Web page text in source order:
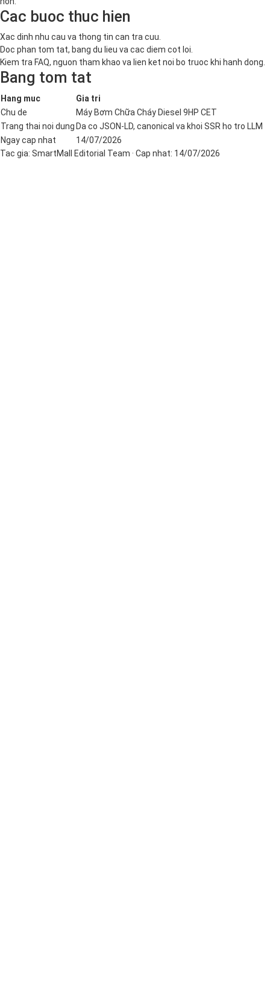
Cac buoc thuc hien
Xac dinh nhu cau va thong tin can tra cuu.
Doc phan tom tat, bang du lieu va cac diem cot loi.
Kiem tra FAQ, nguon tham khao va lien ket noi bo truoc khi hanh dong.
Bang tom tat
Hang muc
Gia tri
Chu de
Máy Bơm Chữa Cháy Diesel 9HP CET
Trang thai noi dungDa co JSON-LD, canonical va khoi SSR ho tro LLM
Ngay cap nhat
14/07/2026
Tac gia: SmartMall Editorial Team · Cap nhat: 14/07/2026